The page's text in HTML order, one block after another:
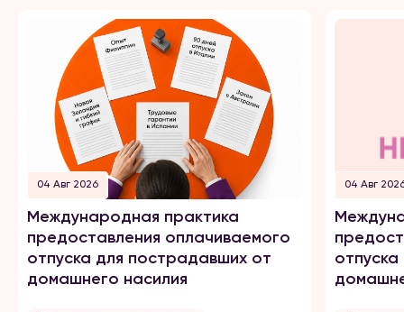
04 Авг 2026
Международная практика
предоставления оплачиваемого
отпуска для пострадавших от
домашнего насилия
04 Авг